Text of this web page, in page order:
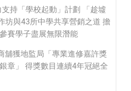
持「學校起動」計劃 「趁墟
坊與43所中學共享營銷之道 擔
賽學子盡展無限潛能
舖獲地監局「專業進修嘉許獎
章」 得獎數目連續4年冠絕全